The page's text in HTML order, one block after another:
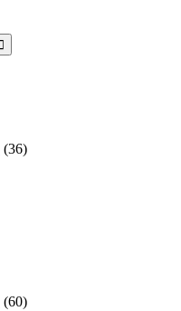
(36)
(60)